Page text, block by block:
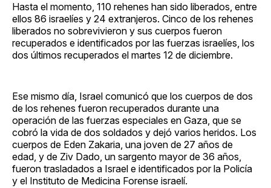
Hasta el momento, 110 rehenes han sido liberados, entre
ellos 86 israelíes y 24 extranjeros. Cinco de los rehenes
liberados no sobrevivieron y sus cuerpos fueron
recuperados e identificados por las fuerzas israelíes, los
dos últimos recuperados el martes 12 de diciembre.
Ese mismo día, Israel comunicó que los cuerpos de dos
de los rehenes fueron recuperados durante una
operación de las fuerzas especiales en Gaza, que se
cobró la vida de dos soldados y dejó varios heridos. Los
cuerpos de Eden Zakaria, una joven de 27 años de
edad, y de Ziv Dado, un sargento mayor de 36 años,
fueron trasladados a Israel e identificados por la Policía
y el Instituto de Medicina Forense israelí.